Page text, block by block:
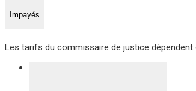
Impayés
Les tarifs du commissaire de justice